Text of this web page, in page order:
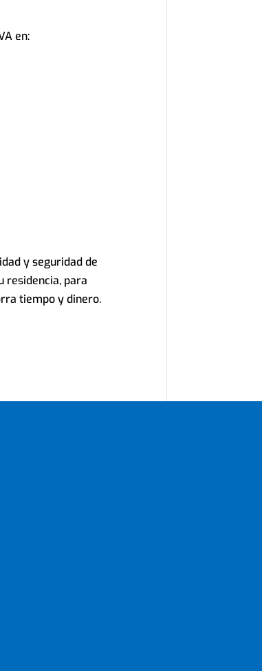
en:
y seguridad de
residencia, para
tiempo y dinero.